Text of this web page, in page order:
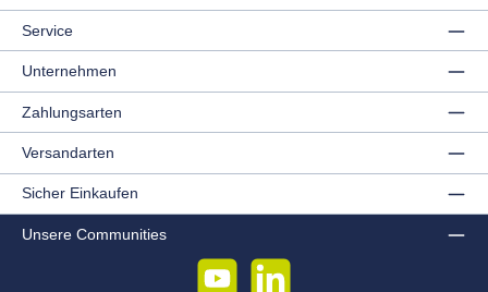
Service
Unternehmen
Zahlungsarten
Versandarten
Sicher Einkaufen
Unsere Communities
YouTube